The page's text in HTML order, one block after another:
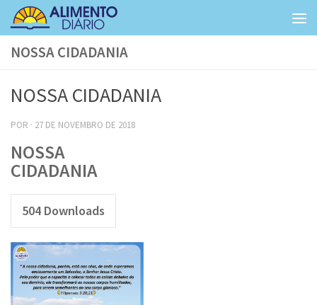
Skip to content
NOSSA CIDADANIA
NOSSA CIDADANIA
POR · 27 DE NOVEMBRO DE 2018
NOSSA
CIDADANIA
504 Downloads